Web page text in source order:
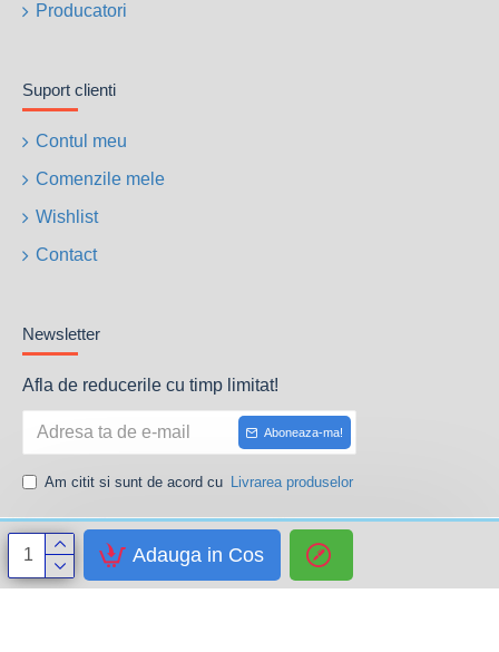
Adauga in Cos
Producatori
Suport clienti
Contul meu
Comenzile mele
Wishlist
Contact
Newsletter
Afla de reducerile cu timp limitat!
Aboneaza-ma!
Am citit si sunt de acord cu Livrarea produselor